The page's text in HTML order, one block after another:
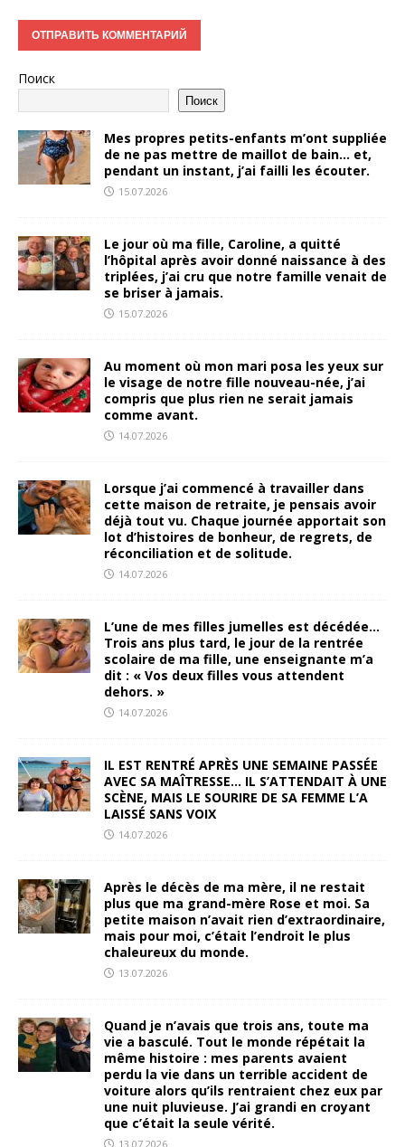
Поиск
Поиск
Mes propres petits-enfants m’ont suppliée
de ne pas mettre de maillot de bain… et,
pendant un instant, j’ai failli les écouter.
15.07.2026
Le jour où ma fille, Caroline, a quitté
l’hôpital après avoir donné naissance à des
triplées, j’ai cru que notre famille venait de
se briser à jamais.
15.07.2026
Au moment où mon mari posa les yeux sur
le visage de notre fille nouveau-née, j’ai
compris que plus rien ne serait jamais
comme avant.
14.07.2026
Lorsque j’ai commencé à travailler dans
cette maison de retraite, je pensais avoir
déjà tout vu. Chaque journée apportait son
lot d’histoires de bonheur, de regrets, de
réconciliation et de solitude.
14.07.2026
L’une de mes filles jumelles est décédée…
Trois ans plus tard, le jour de la rentrée
scolaire de ma fille, une enseignante m’a
dit : « Vos deux filles vous attendent
dehors. »
14.07.2026
IL EST RENTRÉ APRÈS UNE SEMAINE PASSÉE
AVEC SA MAÎTRESSE… IL S’ATTENDAIT À UNE
SCÈNE, MAIS LE SOURIRE DE SA FEMME L’A
LAISSÉ SANS VOIX
14.07.2026
Après le décès de ma mère, il ne restait
plus que ma grand-mère Rose et moi. Sa
petite maison n’avait rien d’extraordinaire,
mais pour moi, c’était l’endroit le plus
chaleureux du monde.
13.07.2026
Quand je n’avais que trois ans, toute ma
vie a basculé. Tout le monde répétait la
même histoire : mes parents avaient
perdu la vie dans un terrible accident de
voiture alors qu’ils rentraient chez eux par
une nuit pluvieuse. J’ai grandi en croyant
que c’était la seule vérité.
13.07.2026